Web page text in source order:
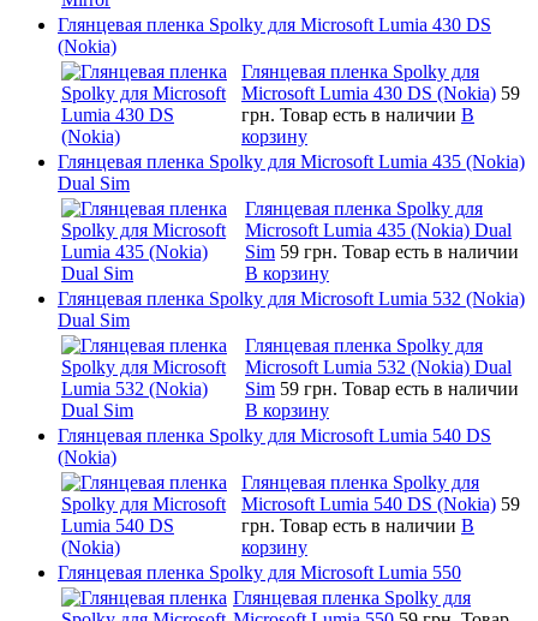
Глянцевая пленка Spolky для Microsoft Lumia 430 DS
(Nokia)
Глянцевая пленка Spolky для
Microsoft Lumia 430 DS (Nokia) 59
грн. Товар есть в наличии В
корзину
Глянцевая пленка Spolky для Microsoft Lumia 435 (Nokia)
Dual Sim
Глянцевая пленка Spolky для
Microsoft Lumia 435 (Nokia) Dual
Sim 59 грн. Товар есть в наличии
В корзину
Глянцевая пленка Spolky для Microsoft Lumia 532 (Nokia)
Dual Sim
Глянцевая пленка Spolky для
Microsoft Lumia 532 (Nokia) Dual
Sim 59 грн. Товар есть в наличии
В корзину
Глянцевая пленка Spolky для Microsoft Lumia 540 DS
(Nokia)
Глянцевая пленка Spolky для
Microsoft Lumia 540 DS (Nokia) 59
грн. Товар есть в наличии В
корзину
Глянцевая пленка Spolky для Microsoft Lumia 550
Глянцевая пленка Spolky для